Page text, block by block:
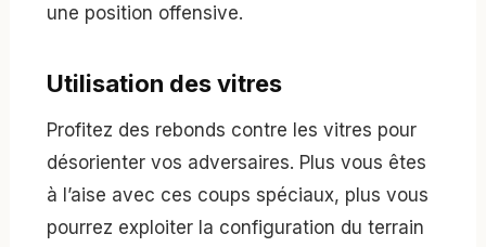
une position offensive.
Utilisation des vitres
Profitez des rebonds contre les vitres pour
désorienter vos adversaires. Plus vous êtes
à l’aise avec ces coups spéciaux, plus vous
pourrez exploiter la configuration du terrain